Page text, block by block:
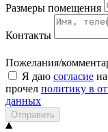
Размеры помещения
Контакты
Пожелания/
Я даю согласие
прочел политику в
данных
Отправить